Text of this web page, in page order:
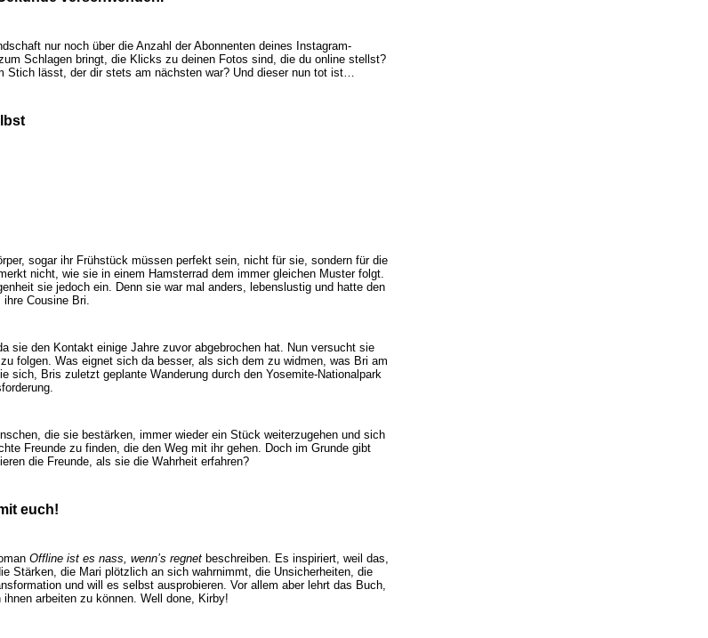
nur noch über die Anzahl der Abonnenten deines Instagram-
Schlagen bringt, die Klicks zu deinen Fotos sind, die du online stellst?
Stich lässt, der dir stets am nächsten war? Und dieser nun tot ist…
sogar ihr Frühstück müssen perfekt sein, nicht für sie, sondern für die
nicht, wie sie in einem Hamsterrad dem immer gleichen Muster folgt.
sie jedoch ein. Denn sie war mal anders, lebenslustig und hatte den
Cousine Bri.
sie den Kontakt einige Jahre zuvor abgebrochen hat. Nun versucht sie
folgen. Was eignet sich da besser, als sich dem zu widmen, was Bri am
sich, Bris zuletzt geplante Wanderung durch den Yosemite-Nationalpark
die sie bestärken, immer wieder ein Stück weiterzugehen und sich
Freunde zu finden, die den Weg mit ihr gehen. Doch im Grunde gibt
die Freunde, als sie die Wahrheit erfahren?
euch!
Offline ist es nass, wenn’s regnet beschreiben. Es inspiriert, weil das,
Stärken, die Mari plötzlich an sich wahrnimmt, die Unsicherheiten, die
und will es selbst ausprobieren. Vor allem aber lehrt das Buch,
arbeiten zu können. Well done, Kirby!